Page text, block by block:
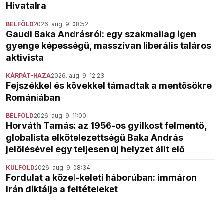
Hivatalra
BELFÖLD2026. aug. 9. 08:52
Gaudi Baka Andrásról: egy szakmailag igen
gyenge képességű, masszívan liberális taláros
aktivista
KÁRPÁT-HAZA2026. aug. 9. 12:23
Fejszékkel és kövekkel támadtak a mentősökre
Romániában
BELFÖLD2026. aug. 9. 11:00
Horváth Tamás: az 1956-os gyilkost felmentő,
globalista elkötelezettségű Baka András
jelölésével egy teljesen új helyzet állt elő
KÜLFÖLD2026. aug. 9. 08:34
Fordulat a közel-keleti háborúban: immáron
Irán diktálja a feltételeket